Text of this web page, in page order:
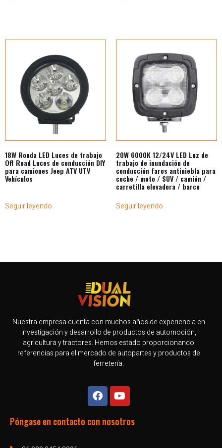
18W Ronda LED Luces de trabajo
Off Road Luces de conducción DIY
para camiones Jeep ATV UTV
Vehículos
Seguir leyendo
20W 6000K 12/24V LED Luz de
trabajo de inundación de
conducción faros antiniebla para
coche / moto / SUV / camión /
carretilla elevadora / barco
Seguir leyendo
Nuestra empresa cuenta con muchos años de experiencia en
investigación y desarrollo de productos de automoción,
agricultura y tractores. Hemos estado proporcionando
referencias para el mercado de autopartes y productos de
ferretería.
Póngase en contacto con nosotros